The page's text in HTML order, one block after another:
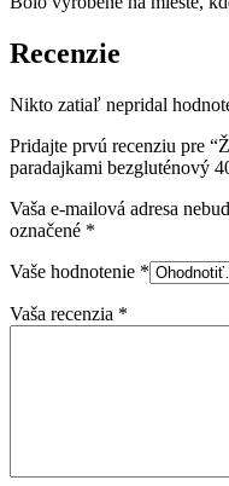
Recenzie
Nikto zatiaľ nepridal
Pridajte prvú recenziu pre
paradajkami bezgluténový
Vaša e-mailová adresa
označené *
Vaše hodnotenie *
Vaša recenzia *